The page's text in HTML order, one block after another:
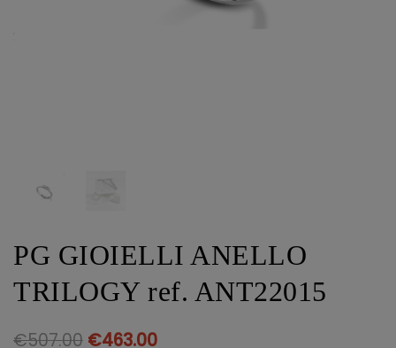
PG GIOIELLI ANELLO
TRILOGY ref. ANT22015
€507.00 €463.00